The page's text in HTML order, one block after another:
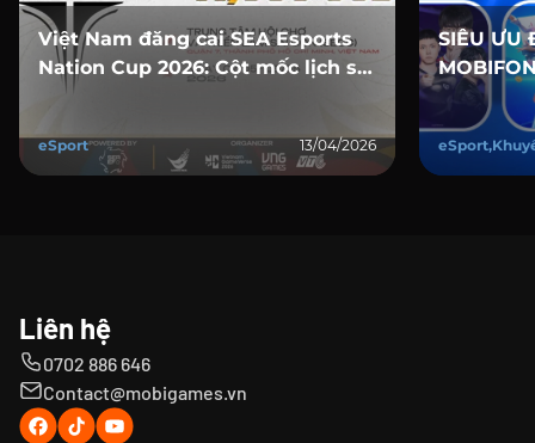
Việt Nam đăng cai SEA Esports
Nation Cup 2026: Cột mốc lịch sử
tại SECC
eSport 13/04/2026
SIÊU ƯU
ESPORTS
Liên hệ
0702 886 646
Contact@mobigames.vn